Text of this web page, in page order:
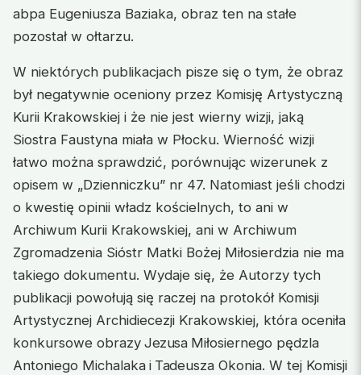
abpa Eugeniusza Baziaka, obraz ten na stałe
pozostał w ołtarzu.
W niektórych publikacjach pisze się o tym, że obraz
był negatywnie oceniony przez Komisję Artystyczną
Kurii Krakowskiej i że nie jest wierny wizji, jaką
Siostra Faustyna miała w Płocku. Wierność wizji
łatwo można sprawdzić, porównując wizerunek z
opisem w „Dzienniczku” nr 47. Natomiast jeśli chodzi
o kwestię opinii władz kościelnych, to ani w
Archiwum Kurii Krakowskiej, ani w Archiwum
Zgromadzenia Sióstr Matki Bożej Miłosierdzia nie ma
takiego dokumentu. Wydaje się, że Autorzy tych
publikacji powołują się raczej na protokół Komisji
Artystycznej Archidiecezji Krakowskiej, która oceniła
konkursowe obrazy Jezusa Miłosiernego pędzla
Antoniego Michalaka i Tadeusza Okonia. W tej Komisji